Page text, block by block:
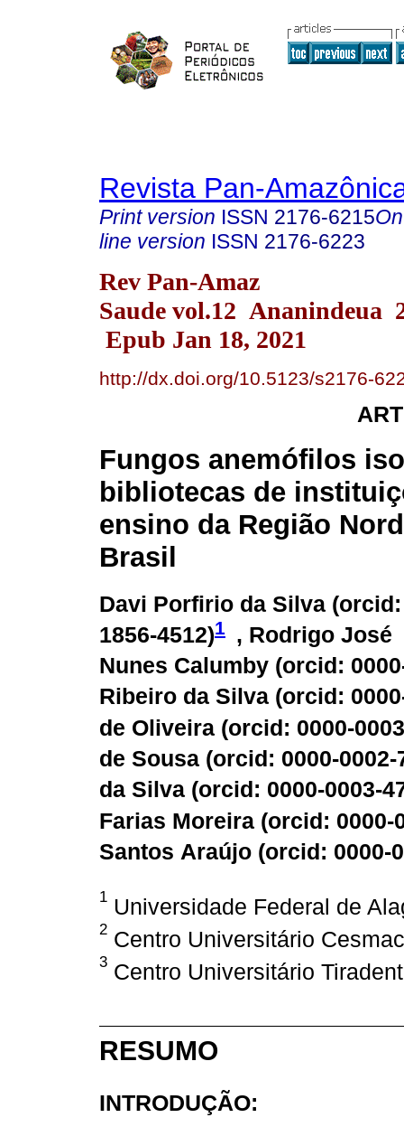
Revista Pan-
Print version ISSN 2176-6215
line version ISSN 2176-6223
Rev Pan-Amaz
Saude vol.12 Ananindeua
Epub Jan 18, 2021
http://dx.doi.org/10.5123/s2176-
Fungos anemófilos
bibliotecas de
ensino da Região
Brasil
Davi Porfirio da Silva (orcid:
1856-4512)1 , Rodrigo José
Nunes Calumby (orcid:
Ribeiro da Silva (orcid:
de Oliveira (orcid: 0000-
de Sousa (orcid: 0000-0002-
da Silva (orcid: 0000-0003-
Farias Moreira (orcid: 0000-
Santos Araújo (orcid: 0000-
1 Universidade Federal de
2 Centro Universitário
3 Centro Universitário
RESUMO
INTRODUÇÃO: